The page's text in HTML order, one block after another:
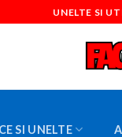
UNELTE SI
SI UNELTE